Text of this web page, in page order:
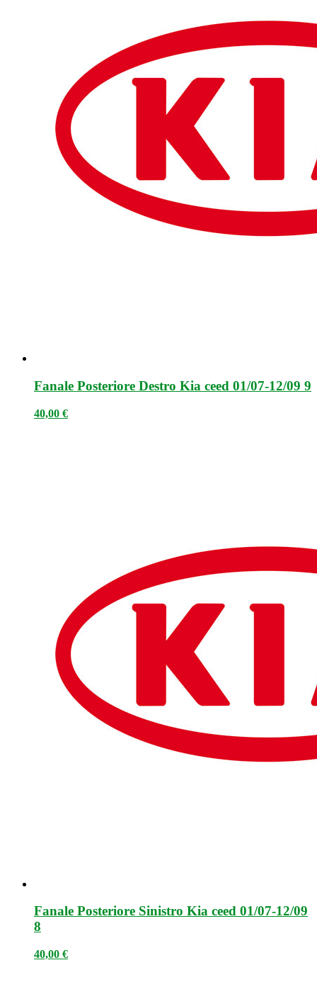
Fanale Posteriore Destro Kia ceed 01/07-12/09 9
40,00 €
Fanale Posteriore Sinistro Kia ceed 01/07-12/09
8
40,00 €